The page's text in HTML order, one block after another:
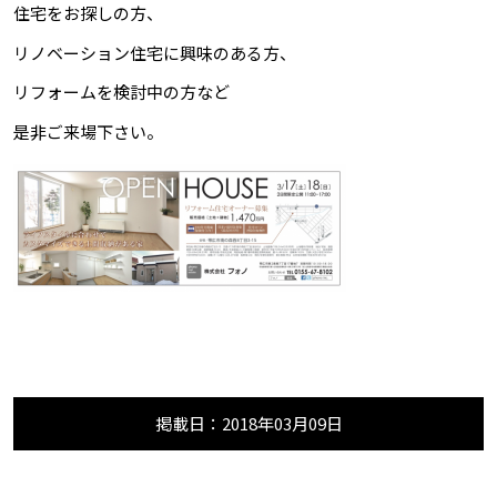
住宅をお探しの方、
リノベーション住宅に興味のある方、
リフォームを検討中の方など
是非ご来場下さい。
掲載日：2018年03月09日